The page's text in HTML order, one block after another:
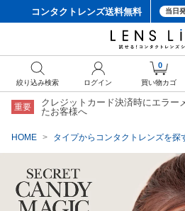
コンタクトレンズ送料無料 当日
重要
クレジットカード決済時にエラー
たお客様へ
HOME タイプからコンタクトレンズを探
絞り込み検索 ログイン
0
買い物カゴ
クーポン